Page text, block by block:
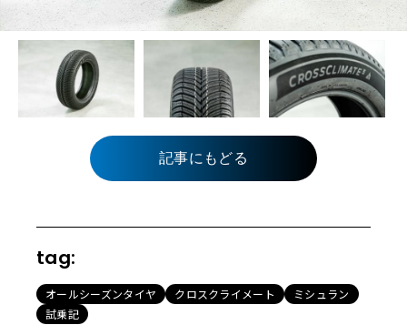
記事にもどる
tag:
オールシーズンタイヤ クロスクライメート
ミシュラン
試乗記